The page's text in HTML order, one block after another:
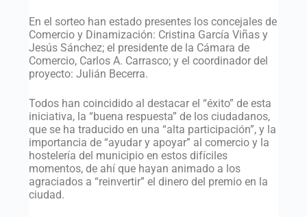
En el sorteo han estado presentes los concejales de
Comercio y Dinamización: Cristina García Viñas y
Jesús Sánchez; el presidente de la Cámara de
Comercio, Carlos A. Carrasco; y el coordinador del
proyecto: Julián Becerra.
Todos han coincidido al destacar el “éxito” de esta
iniciativa, la “buena respuesta” de los ciudadanos,
que se ha traducido en una “alta participación”, y la
importancia de “ayudar y apoyar” al comercio y la
hostelería del municipio en estos difíciles
momentos, de ahí que hayan animado a los
agraciados a “reinvertir” el dinero del premio en la
ciudad.